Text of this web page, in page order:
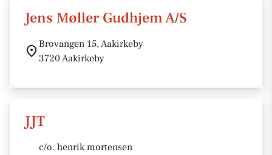
Jens Møller Gudhjem A/S
Brovangen 15, Aakirkeby
3720 Aakirkeby
JJT
c/o. henrik mortensen